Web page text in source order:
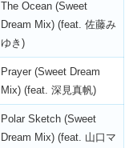
The Ocean (Sweet
Dream Mix) (feat. 佐藤み
ゆき)
Prayer (Sweet Dream
Mix) (feat. 深見真帆)
Polar Sketch (Sweet
Dream Mix) (feat. 山口マ